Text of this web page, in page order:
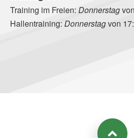
Training im Freien: Donnerstag
Hallentraining: Donnerstagvon